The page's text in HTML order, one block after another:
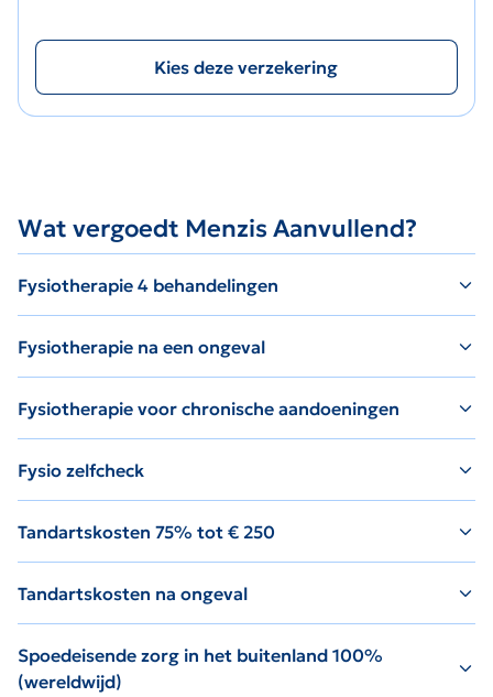
Kies deze verzekering
Wat vergoedt Menzis Aanvullend?
Fysiotherapie 4 behandelingen
Fysiotherapie na een ongeval
Fysiotherapie voor chronische aandoeningen
Fysio zelfcheck
Tandartskosten 75% tot € 250
Tandartskosten na ongeval
Spoedeisende zorg in het buitenland 100%
(wereldwijd)